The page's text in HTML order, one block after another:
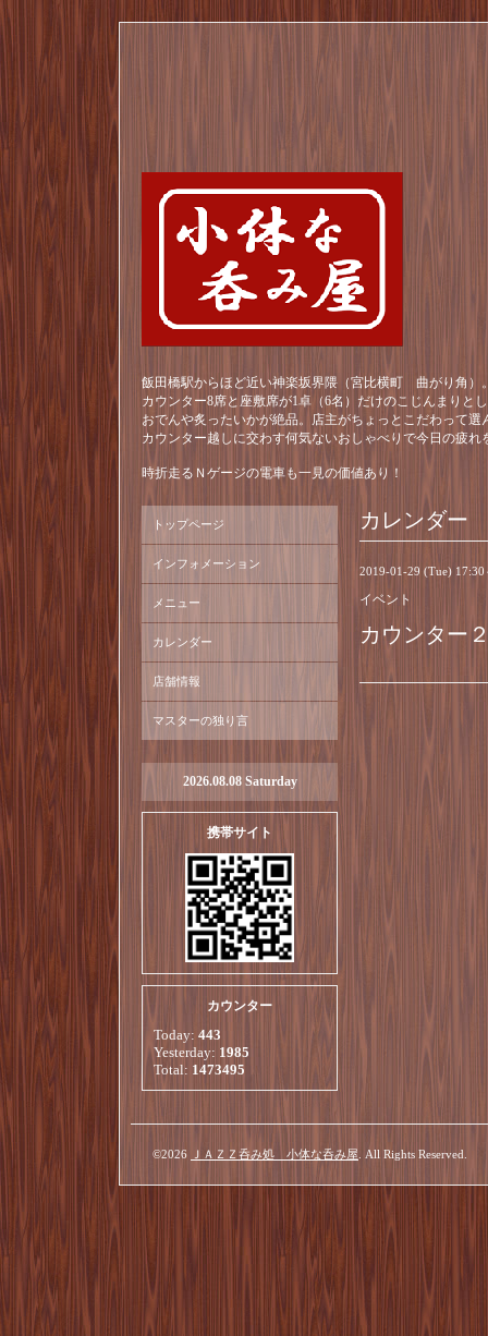
飯田橋駅からほど近い神楽坂界隈（宮比横町 曲がり角）
カウンター8席と座敷席が1卓（6名）だけのこじんまりと
おでんや炙ったいかが絶品。店主がちょっとこだわって
カウンター越しに交わす何気ないおしゃべりで今日の疲れ
時折走るＮゲージの電車も一見の価値あり！
カレンダー
2019-01-29 (Tue) 17:30
イベント
カウンター
トップページ
インフォメーション
メニュー
カレンダー
店舗情報
マスターの独り言
2026.08.08 Saturday
携帯サイト
カウンター
Today: 443
Yesterday: 1985
Total: 1473495
©2026 ＪＡＺＺ呑み処 小体な呑み屋 . All Rights Reserved.